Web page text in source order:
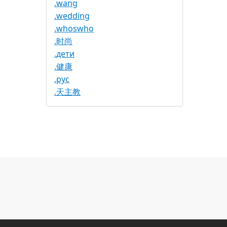
.wang
.wedding
.whoswho
.时尚
.дети
.健康
.рус
.天主教